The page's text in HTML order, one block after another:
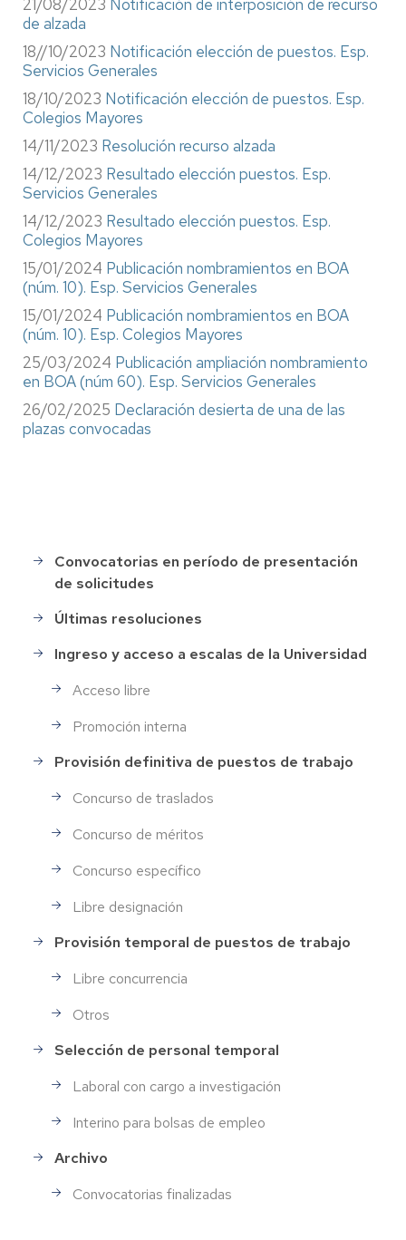
21/08/2023 Notificación de interposición de recurso
de alzada
18//10/2023 Notificación elección de puestos. Esp.
Servicios Generales
18/10/2023 Notificación elección de puestos. Esp.
Colegios Mayores
14/11/2023 Resolución recurso alzada
14/12/2023 Resultado elección puestos. Esp.
Servicios Generales
14/12/2023 Resultado elección puestos. Esp.
Colegios Mayores
15/01/2024 Publicación nombramientos en BOA
(núm. 10). Esp. Servicios Generales
15/01/2024 Publicación nombramientos en BOA
(núm. 10). Esp. Colegios Mayores
25/03/2024 Publicación ampliación nombramiento
en BOA (núm 60). Esp. Servicios Generales
26/02/2025 Declaración desierta de una de las
plazas convocadas
Selección
de
Personal
Convocatorias en período de presentación
de solicitudes
Últimas resoluciones
Ingreso y acceso a escalas de la Universidad
Acceso libre
Promoción interna
Provisión definitiva de puestos de trabajo
Concurso de traslados
Concurso de méritos
Concurso específico
Libre designación
Provisión temporal de puestos de trabajo
Libre concurrencia
Otros
Selección de personal temporal
Laboral con cargo a investigación
Interino para bolsas de empleo
Archivo
Convocatorias finalizadas